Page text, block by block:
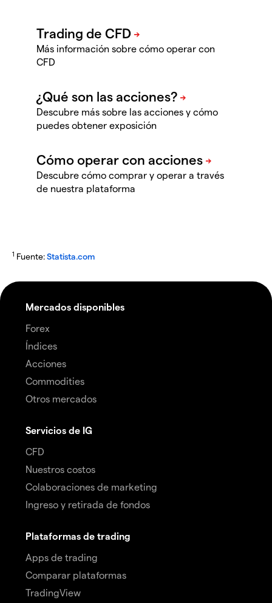
Más información sobre cómo operar con
CFD
Descubre más sobre las acciones y cómo
puedes obtener exposición
Descubre cómo comprar y operar a través
de nuestra plataforma
1 Fuente:Statista.com
Mercados disponibles
Forex
Índices
Acciones
Commodities
Otros mercados
Servicios de IG
CFD
Nuestros costos
Colaboraciones de marketing
Ingreso y retirada de fondos
Plataformas de trading
Apps de trading
Comparar plataformas
TradingView